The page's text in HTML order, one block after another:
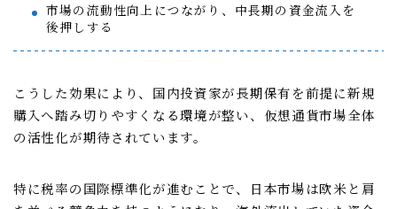
市場の流動性向上につながり、中長期の資金流入を
後押しする
こうした効果により、国内投資家が長期保有を前提に新規
購入へ踏み切りやすくなる環境が整い、仮想通貨市場全体
の活性化が期待されています。
特に税率の国際標準化が進むことで、日本市場は欧米と肩